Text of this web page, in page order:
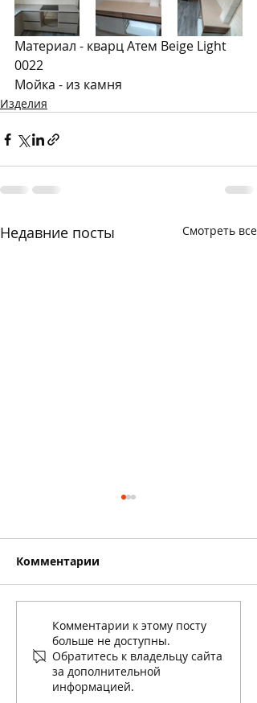
Материал - кварц Атем Beige Light
0022
Мойка - из камня
Изделия
Недавние посты Смотреть все
Столешницы из
кварца Атем White
0002
Комментарии
Комментарии к этому посту
больше не доступны.
Обратитесь к владельцу сайта
за дополнительной
информацией.